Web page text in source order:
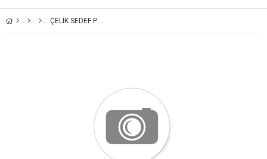
ÇELİK SEDEF PLAKALI İKİLİ KOLYE